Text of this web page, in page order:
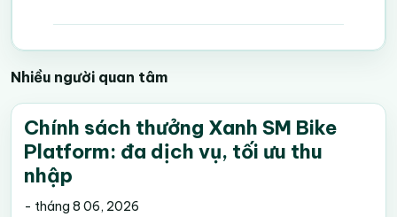
Nhiều người quan tâm
Chính sách thưởng Xanh SM Bike
Platform: đa dịch vụ, tối ưu thu
nhập
- tháng 8 06, 2026